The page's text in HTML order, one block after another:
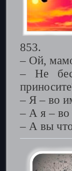
853.
– Ой,
– Не
– Я – во
– А я – во
– А вы